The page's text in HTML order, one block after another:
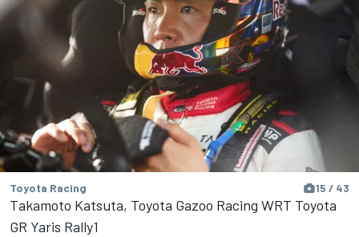
Toyota Racing 15 / 43
Takamoto Katsuta, Toyota Gazoo Racing WRT Toyota
GR Yaris Rally1